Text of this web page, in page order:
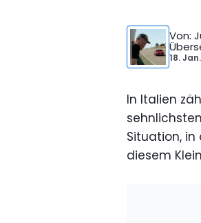
Von:
18.
In Italien
Situation,
diesem